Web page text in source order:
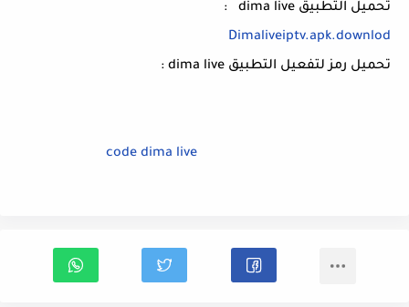
تحميل التطبيق dima live :
Dimaliveiptv.apk.downlod
تحميل رمز لتفعيل التطبيق dima live :